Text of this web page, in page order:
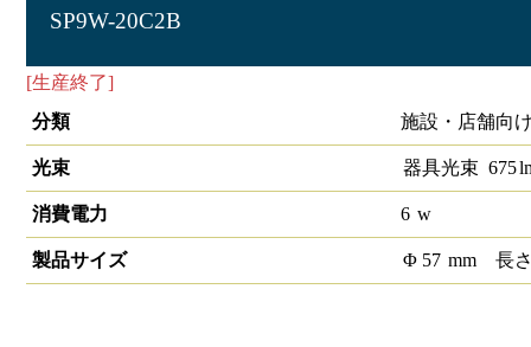
SP9W-20C2B
[生産終了]
分類
施設・店舗向
光束 器具光束 675
消費電力 6 w
製品サイズ Φ 57 mm 長